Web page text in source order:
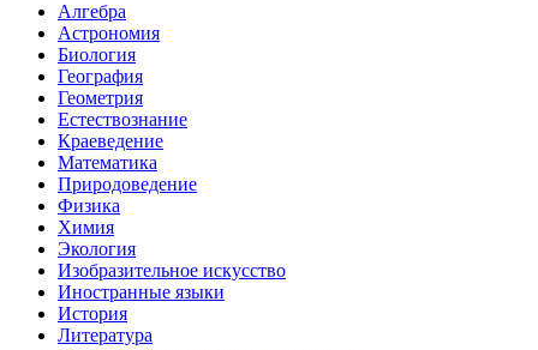
Алгебра
Астрономия
Биология
География
Геометрия
Естествознание
Краеведение
Математика
Природоведение
Физика
Химия
Экология
Изобразительное искусство
Иностранные языки
История
Литература